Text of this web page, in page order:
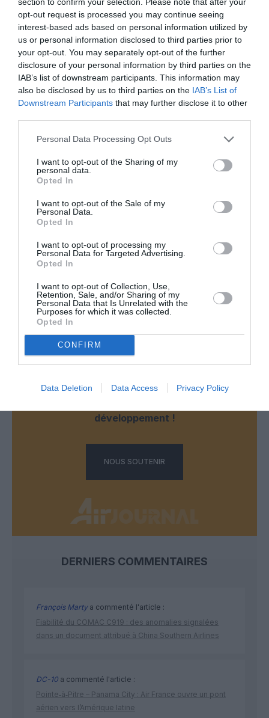
opt-out request is processed you may continue seeing
interest-based ads based on personal information utilized by
us or personal information disclosed to third parties prior to
your opt-out. You may separately opt-out of the further
disclosure of your personal information by third parties on the
IAB’s list of downstream participants. This information may
also be disclosed by us to third parties on the IAB’s List of
Downstream Participants that may further disclose it to other
Personal Data Processing Opt Outs
I want to opt-out of the Sharing of my
personal data.
Opted In
I want to opt-out of the Sale of my
Personal Data.
Opted In
I want to opt-out of processing my
Personal Data for Targeted Advertising.
Opted In
I want to opt-out of Collection, Use,
Retention, Sale, and/or Sharing of my
Personal Data that Is Unrelated with the
Purposes for which it was collected.
Opted In
CONFIRM
Data Deletion Data Access Privacy Policy
a commenté :
1 mai 2021 - 9 h 13 min
est-ce qu’aujourd’hui (1er mai), l’obligation d’isolement
prophylactique de 14 jours (pour les voyageurs en
provenance de France) est toujours en vigueur, malgré la fin
de l’état d’urgence au Portugal ?
min
Bonjour, à ce jour, la quarantaine est toujours
France tant que la France connaît un taux d’incidence
élevé.
RÉPONDRE
LAISSER UN COMMENTAIRE
FAIRE UN DON
Appel aux lecteurs !
développement !
NOUS SOUTENIR
DERNIERS COMMENTAIRES
François Martya commenté l'article :
Fiabilité du COMAC C919 : des anomalies signalées
dans un document attribué à China Southern Airlines
DC-10 a commenté l'article :
Pointe‑à‑Pitre – Panama City : Air France ouvre un pont
aérien vers l’Amérique latine